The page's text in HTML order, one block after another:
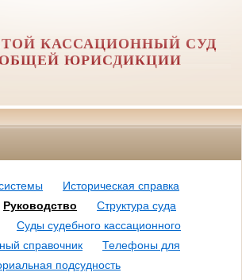
КАССАЦИОННЫЙ СУД
ОБЩЕЙ ЮРИСДИКЦИИ
Историческая справка
Руководство
Структура суда
Суды судебного кассационного
справочник
Телефоны для
подсудность